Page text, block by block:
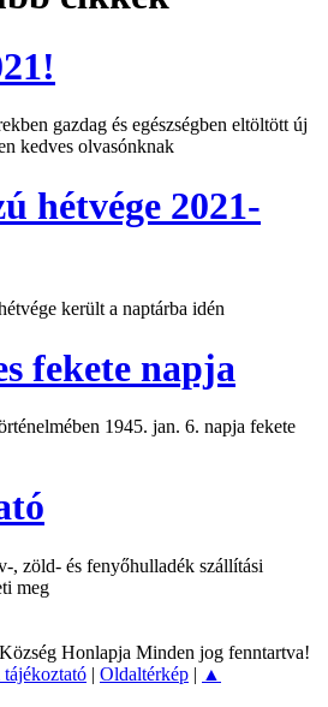
gazdag és egészségben eltöltött új
kedves olvasónknak
hétvége 2021-
került a naptárba idén
fekete napja
1945. jan. 6. napja fekete
, zöld- és fenyőhulladék szállítási
meg
Honlapja Minden jog fenntartva!
| Oldaltérkép | ▲